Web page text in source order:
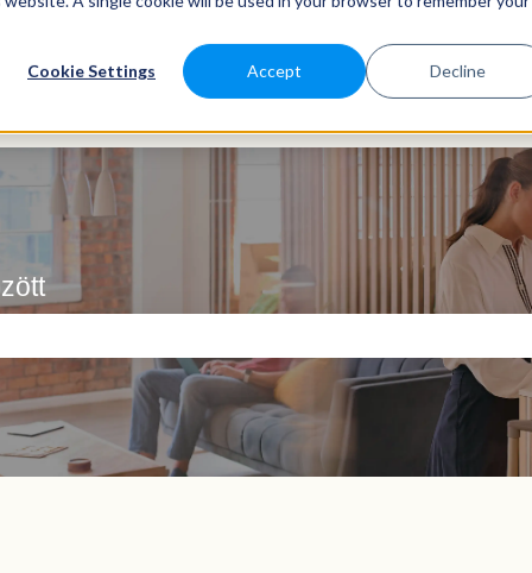
Cookie Settings Accept Decline